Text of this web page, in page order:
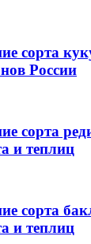
сорта
России
сорта
и теплиц
сорта
и теплиц